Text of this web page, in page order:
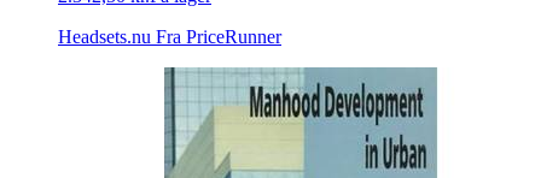
Headsets.nu Fra PriceRunner